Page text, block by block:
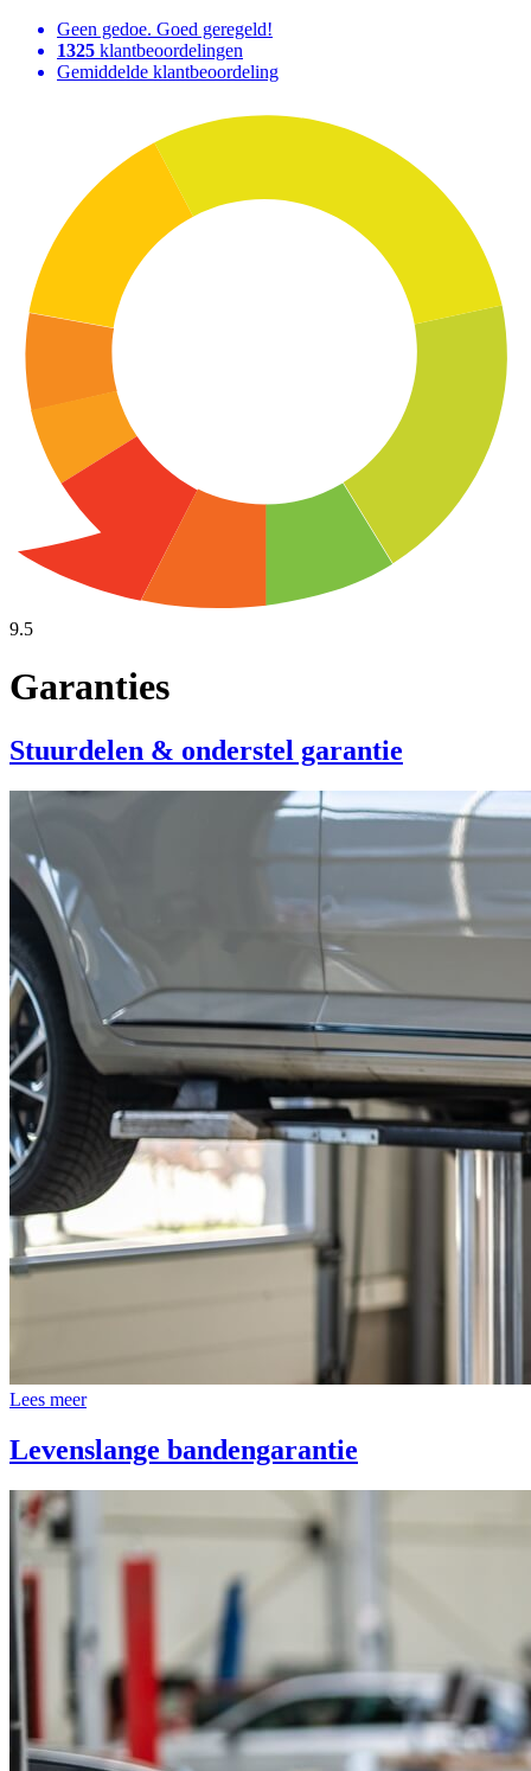
Geen gedoe. Goed geregeld!
1325 klantbeoordelingen
Gemiddelde klantbeoordeling
9.5
Garanties
Stuurdelen & onderstel garantie
Lees meer
Levenslange bandengarantie